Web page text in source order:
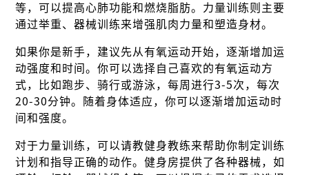
等，可以提高心肺功能和燃烧脂肪。力量训练则主要
通过举重、器械训练来增强肌肉力量和塑造身材。
如果你是新手，建议先从有氧运动开始，逐渐增加运
动强度和时间。你可以选择自己喜欢的有氧运动方
式，比如跑步、骑行或游泳，每周进行3-5次，每次
20-30分钟。随着身体适应，你可以逐渐增加运动时
间和强度。
对于力量训练，可以请教健身教练来帮助你制定训练
计划和指导正确的动作。健身房提供了各种器械，如